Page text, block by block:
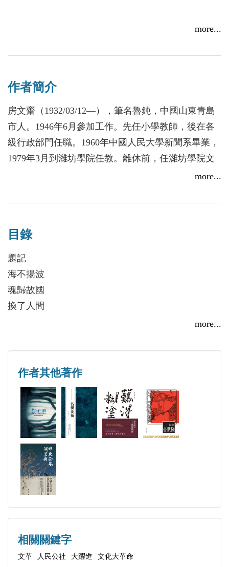
苦難是不能遺忘的。而不遺忘苦難的惟一途徑，就是
所有的隱秘角落都袒露給人民，不要給歷史留下可供
more...
作者簡介
房文齋（1932/03/12—），筆名魯鈍，中國山東青島
市人。1946年6月參加工作。先任小學教師，後在各
級行政部門任職。1960年中國人民大學新聞系畢業，
1979年3月到濰坊學院任教。離休前，任濰坊學院文
疾》，《鄭板橋外轉》，《紅雪》，《夢斷秦樓》，
其中，《辛棄疾》榮獲山東省1996年度精神文明建設
精品工程獎。
主編與參編之中國大專教材和輔助教材十餘種。專著
包括：《小說藝術技巧》、《金瓶梅新證》，散文集
《莽原霜花》，詩集《燼餘詩存》，回憶錄《昨夜西
more...
目錄
題記
海不揚波
魂歸故國
換了人間
急流回瀾
土改插曲
獻忠鑄奸
靈魂改造
紅樓新案
魔鬼集團
秦樓夢斷
捷報頻傳
百花齊放
早春天氣
物傷其類
迢遙鴛夢
more...
作者其他著作
相關關鍵字
文革 人民公社 大躍進 文化大革命